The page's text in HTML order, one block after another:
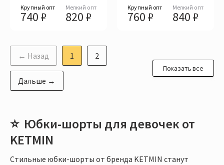
Крупный опт
740 ₽
Мелкий опт
820 ₽
Крупный опт
760 ₽
Мелкий опт
840 ₽
← Назад 1 2
Дальше →
Показать все
Юбки-шорты для девочек от
KETMIN
Стильные юбки-шорты от бренда KETMIN станут